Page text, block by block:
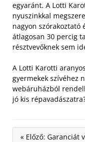
egyaránt. A Lotti
nyuszinkkal
nagyon szórakoztató
átlagosan 30 percig
résztvevőknek sem
A Lotti Karotti
gyermekek szívéhez
webáruházból
jó kis
« Előző: Garanciát